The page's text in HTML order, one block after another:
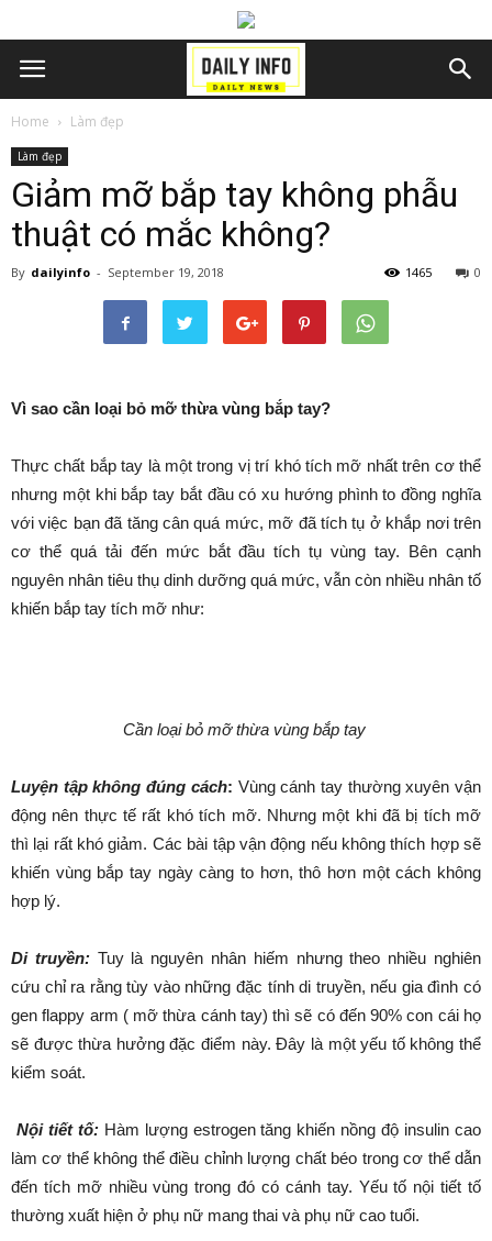
Home Làm đẹp
Làm đẹp
Giảm mỡ bắp tay không phẫu
thuật có mắc không?
By dailyinfo - September 19, 2018 0
1465
Vì sao cần loại bỏ mỡ thừa vùng bắp tay?
Thực chất bắp tay là một trong vị trí khó tích mỡ nhất trên cơ thể
nhưng một khi bắp tay bắt đầu có xu hướng phình to đồng nghĩa
với việc bạn đã tăng cân quá mức, mỡ đã tích tụ ở khắp nơi trên
cơ thể quá tải đến mức bắt đầu tích tụ vùng tay. Bên cạnh
nguyên nhân tiêu thụ dinh dưỡng quá mức, vẫn còn nhiều nhân tố
khiến bắp tay tích mỡ như:
Cần loại bỏ mỡ thừa vùng bắp tay
Luyện tập không đúng cách: Vùng cánh tay thường xuyên vận
động nên thực tế rất khó tích mỡ. Nhưng một khi đã bị tích mỡ
thì lại rất khó giảm. Các bài tập vận động nếu không thích hợp sẽ
khiến vùng bắp tay ngày càng to hơn, thô hơn một cách không
hợp lý.
Di truyền: Tuy là nguyên nhân hiếm nhưng theo nhiều nghiên
cứu chỉ ra rằng tùy vào những đặc tính di truyền, nếu gia đình có
gen flappy arm ( mỡ thừa cánh tay) thì sẽ có đến 90% con cái họ
sẽ được thừa hưởng đặc điểm này. Đây là một yếu tố không thể
kiểm soát.
Nội tiết tố: Hàm lượng estrogen tăng khiến nồng độ insulin cao
làm cơ thể không thể điều chỉnh lượng chất béo trong cơ thể dẫn
đến tích mỡ nhiều vùng trong đó có cánh tay. Yếu tố nội tiết tố
thường xuất hiện ở phụ nữ mang thai và phụ nữ cao tuổi.